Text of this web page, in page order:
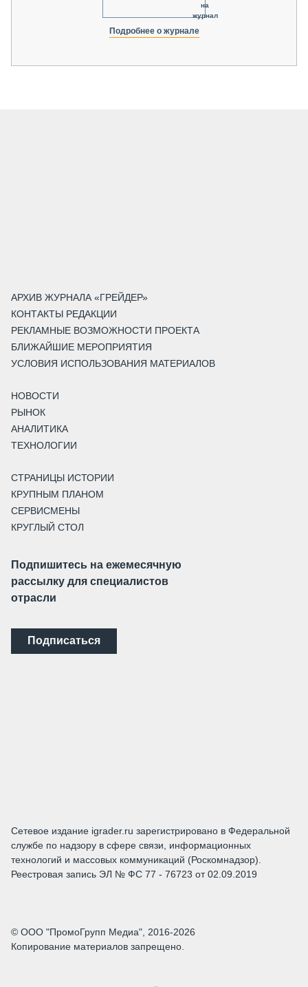
на
журнал
Подробнее о журнале
АРХИВ ЖУРНАЛА «ГРЕЙДЕР»
КОНТАКТЫ РЕДАКЦИИ
РЕКЛАМНЫЕ ВОЗМОЖНОСТИ ПРОЕКТА
БЛИЖАЙШИЕ МЕРОПРИЯТИЯ
УСЛОВИЯ ИСПОЛЬЗОВАНИЯ МАТЕРИАЛОВ
НОВОСТИ
РЫНОК
АНАЛИТИКА
ТЕХНОЛОГИИ
СТРАНИЦЫ ИСТОРИИ
КРУПНЫМ ПЛАНОМ
СЕРВИСМЕНЫ
КРУГЛЫЙ СТОЛ
Подпишитесь на ежемесячную
рассылку для специалистов
отрасли
Подписаться
Сетевое издание igrader.ru зарегистрировано в Федеральной
службе по надзору в сфере связи, информационных
технологий и массовых коммуникаций (Роскомнадзор).
Реестровая запись ЭЛ № ФС 77 - 76723 от 02.09.2019
© ООО "ПромоГрупп Медиа", 2016-2026
Копирование материалов запрещено.